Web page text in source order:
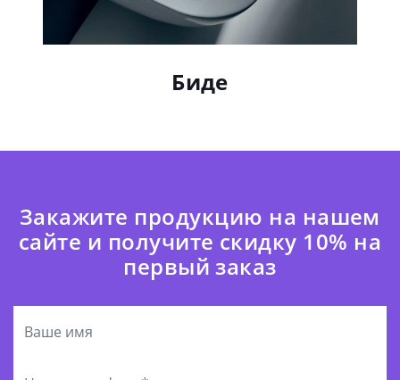
Биде
Закажите продукцию на нашем
сайте и получите скидку 10% на
первый заказ